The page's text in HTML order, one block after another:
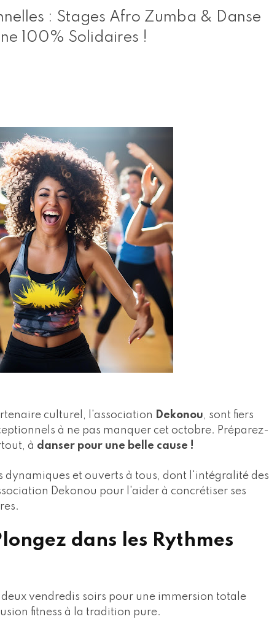
: Stages Afro Zumba & Danse
100% Solidaires !
culturel, l'association Dekonou, sont fiers
à ne pas manquer cet octobre. Préparez-
à danser pour une belle cause !
dynamiques et ouverts à tous, dont l'intégralité des
Dekonou pour l'aider à concrétiser ses
dans les Rythmes
vendredis soirs pour une immersion totale
fitness à la tradition pure.